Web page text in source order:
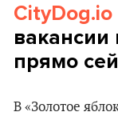
CityDog.io
вакансии
прямо
В «Золотое